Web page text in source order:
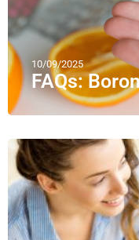
10/09/2025
FAQs: